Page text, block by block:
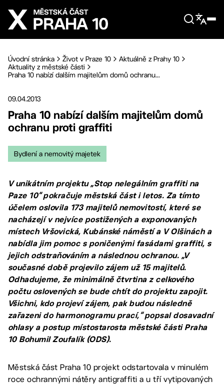
Přejít na hlavní obsah
Úvodní stránka Život v Praze 10
Aktuálně z Prahy 10
Aktuality z městské části
Praha 10 nabízí dalším majitelům domů ochranu...
09.04.2013
Praha 10 nabízí dalším majitelům domů
ochranu proti graffiti
Bydlení a nemovitý majetek
V unikátním projektu „Stop nelegálním graffiti na
Paze 10“ pokračuje městská část i letos. Za tímto
účelem oslovila 173 majitelů nemovitostí, které se
nacházejí v nejvíce postižených a exponovaných
místech Vršovická, Kubánské náměstí a V Olšinách a
nabídla jim pomoc s poničenými fasádami graffiti, s
jejich odstraňováním a následnou ochranou. „V
současné době projevilo zájem už 15 majitelů.
Odhadujeme, že minimálně čtvrtina z celkového
počtu oslovených se bude chtít do projektu zapojit.
Všichni, kdo projeví zájem, pak budou následně
zařazeni do harmonogramu prací,“ popsal dosavadní
ohlasy a postup místostarosta městské části Praha
10 Bohumil Zoufalík (ODS).
Městská část Praha 10 projekt odstartovala v minulém
roce ochrannými nátěry antigraffiti a u tří vytipovaných